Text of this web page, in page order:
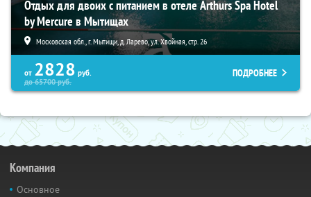
Отдых для двоих с питанием в отеле Arthurs Spa Hotel
by Mercure в Мытищах
Московская обл., г. Мытищи, д. Ларево, ул. Хвойная, стр. 26
от 2828 руб.
до65700руб.
ПОДРОБНЕЕ
Компания
Основное